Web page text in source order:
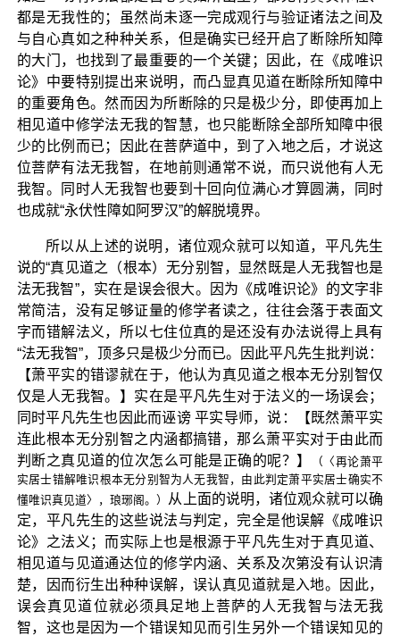
都是无我性的；虽然尚未逐一完成观行与验证诸法之间及
与自心真如之种种关系，但是确实已经开启了断除所知障
的大门，也找到了最重要的一个关键；因此，在《成唯识
论》中要特别提出来说明，而凸显真见道在断除所知障中
的重要角色。然而因为所断除的只是极少分，即使再加上
相见道中修学法无我的智慧，也只能断除全部所知障中很
少的比例而已；因此在菩萨道中，到了入地之后，才说这
位菩萨有法无我智，在地前则通常不说，而只说他有人无
我智。同时人无我智也要到十回向位满心才算圆满，同时
也成就“永伏性障如阿罗汉”的解脱境界。
所以从上述的说明，诸位观众就可以知道，平凡先生
说的“真见道之（根本）无分别智，显然既是人无我智也是
法无我智”，实在是误会很大。因为《成唯识论》的文字非
常简洁，没有足够证量的修学者读之，往往会落于表面文
字而错解法义，所以七住位真的是还没有办法说得上具有
“法无我智”，顶多只是极少分而已。因此平凡先生批判说：
【萧平实的错谬就在于，他认为真见道之根本无分别智仅
仅是人无我智。】实在是平凡先生对于法义的一场误会；
同时平凡先生也因此而诬谤 平实导师，说：【既然萧平实
连此根本无分别智之内涵都搞错，那么萧平实对于由此而
判断之真见道的位次怎么可能是正确的呢？】
（〈再论萧平
实居士错解唯识根本无分别智为人无我智，由此判定萧平实居士确实不
懂唯识真见道〉，琅琊阁。）
从上面的说明，诸位观众就可以确
定，平凡先生的这些说法与判定，完全是他误解《成唯识
论》之法义；而实际上也是根源于平凡先生对于真见道、
相见道与见道通达位的修学内涵、关系及次第没有认识清
楚，因而衍生出种种误解，误认真见道就是入地。因此，
误会真见道位就必须具足地上菩萨的人无我智与法无我
智，这也是因为一个错误知见而引生另外一个错误知见的